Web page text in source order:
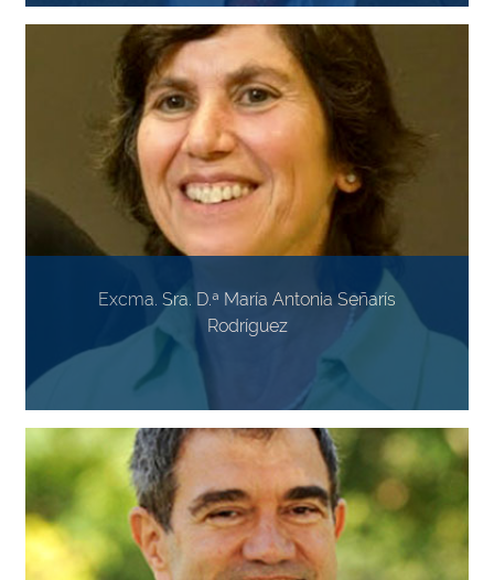
Excma. Sra. D.ª María Antonia Señarís
Rodríguez